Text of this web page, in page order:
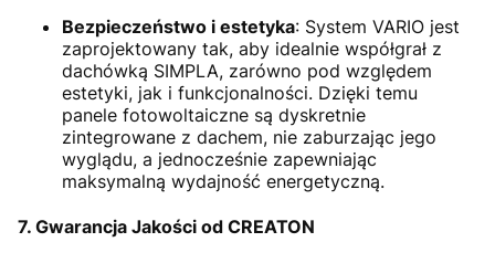
Bezpieczeństwo i estetyka: System VARIO jest
zaprojektowany tak, aby idealnie współgrał z
dachówką SIMPLA, zarówno pod względem
estetyki, jak i funkcjonalności. Dzięki temu
panele fotowoltaiczne są dyskretnie
zintegrowane z dachem, nie zaburzając jego
wyglądu, a jednocześnie zapewniając
maksymalną wydajność energetyczną.
7. Gwarancja Jakości od CREATON